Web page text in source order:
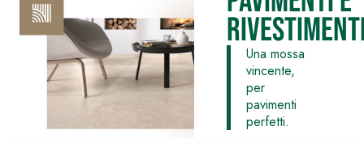
Una mossa
vincente,
per
pavimenti
perfetti.
Sistema POSA
PAVIMENTI E